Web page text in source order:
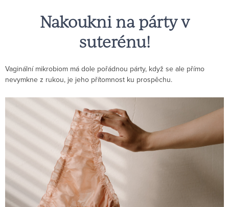
Nakoukni na párty v
suterénu!
Vaginální mikrobiom má dole pořádnou párty, když se ale přímo
nevymkne z rukou, je jeho přítomnost ku prospěchu.